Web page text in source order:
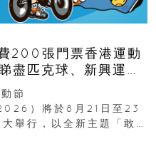
200張門票香港運動
盡匹克球、新興運
牌展覽
節
）將於8月21日至23
舉行，以全新主題「敢